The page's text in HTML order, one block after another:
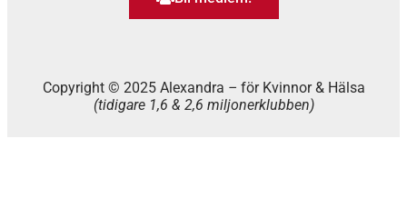
Copyright © 2025 Alexandra – för Kvinnor & Hälsa
(tidigare 1,6 & 2,6 miljonerklubben)